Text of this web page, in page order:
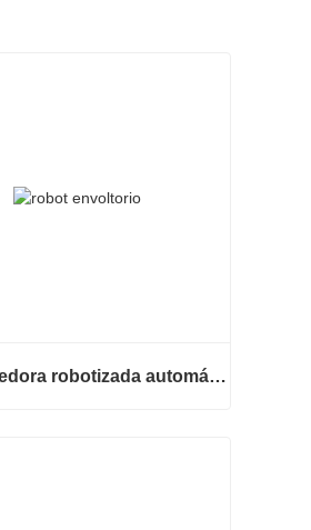
envolvedora robotizada automática